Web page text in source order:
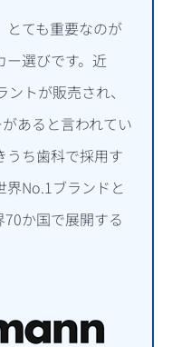
とても重要なのが
選びです。近
トが販売され、
あると言われてい
うち歯科で採用す
界No.1ブランドと
か国で展開する